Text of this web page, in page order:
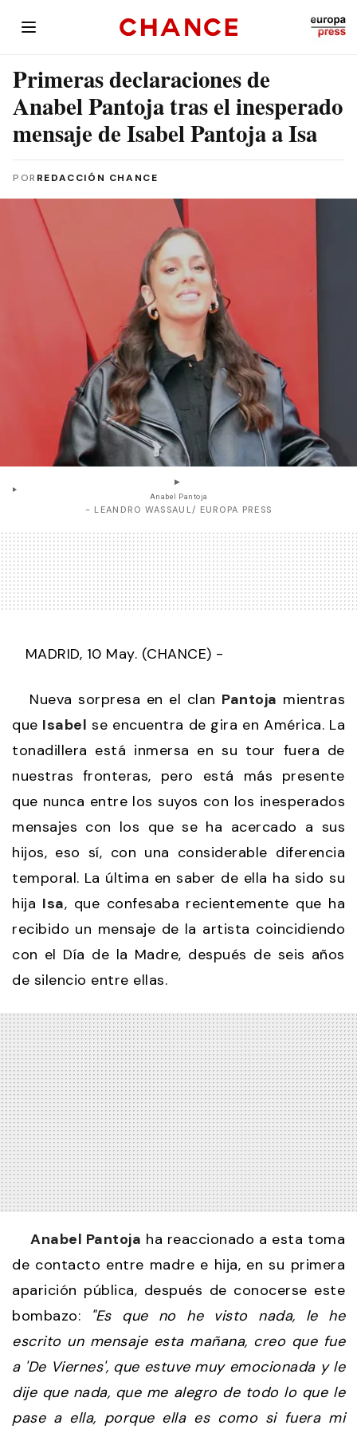
Primeras declaraciones de
Anabel Pantoja tras el inesperado
mensaje de Isabel Pantoja a Isa
POR REDACCIÓN CHANCE
Anabel Pantoja
- LEANDRO WASSAUL/ EUROPA PRESS
MADRID, 10 May. (CHANCE) -
Nueva sorpresa en el clan Pantoja mientras
que Isabel se encuentra de gira en América. La
tonadillera está inmersa en su tour fuera de
nuestras fronteras, pero está más presente
que nunca entre los suyos con los inesperados
mensajes con los que se ha acercado a sus
hijos, eso sí, con una considerable diferencia
temporal. La última en saber de ella ha sido su
hija Isa, que confesaba recientemente que ha
recibido un mensaje de la artista coincidiendo
con el Día de la Madre, después de seis años
de silencio entre ellas.
Anabel Pantoja ha reaccionado a esta toma
de contacto entre madre e hija, en su primera
aparición pública, después de conocerse este
bombazo:
"Es que no he visto nada, le he
escrito un mensaje esta mañana, creo que fue
a 'De Viernes', que estuve muy emocionada y le
dije que nada, que me alegro de todo lo que le
pase a ella, porque ella es como si fuera mi